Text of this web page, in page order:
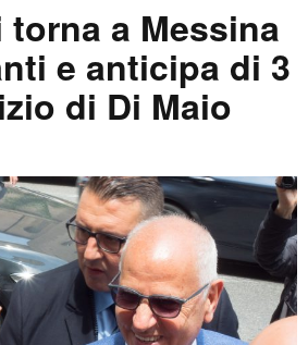
torna a Messina
e anticipa di 3
di Di Maio